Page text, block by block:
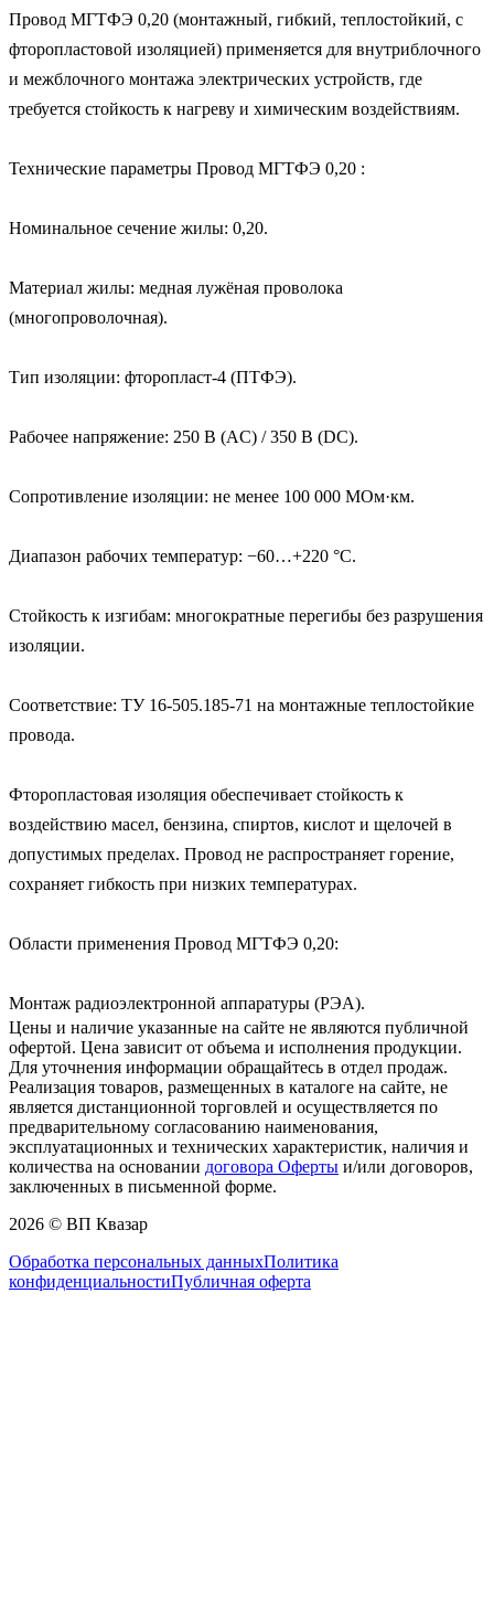
Провод МГТФЭ 0,20 (монтажный, гибкий, теплостойкий, с
фторопластовой изоляцией) применяется для внутриблочного
и межблочного монтажа электрических устройств, где
требуется стойкость к нагреву и химическим воздействиям.
Технические параметры Провод МГТФЭ 0,20 :
Номинальное сечение жилы: 0,20.
Материал жилы: медная лужёная проволока
(многопроволочная).
Тип изоляции: фторопласт‑4 (ПТФЭ).
Рабочее напряжение: 250 В (AC) / 350 В (DC).
Сопротивление изоляции: не менее 100 000 МОм·км.
Диапазон рабочих температур: −60…+220 °C.
Стойкость к изгибам: многократные перегибы без разрушения
изоляции.
Соответствие: ТУ 16-505.185-71 на монтажные теплостойкие
провода.
Фторопластовая изоляция обеспечивает стойкость к
воздействию масел, бензина, спиртов, кислот и щелочей в
допустимых пределах. Провод не распространяет горение,
сохраняет гибкость при низких температурах.
Области применения Провод МГТФЭ 0,20:
Монтаж радиоэлектронной аппаратуры (РЭА).
Цены и наличие указанные на сайте не являются публичной
офертой. Цена зависит от объема и исполнения продукции.
Для уточнения информации обращайтесь в отдел продаж.
Реализация товаров, размещенных в каталоге на сайте, не
является дистанционной торговлей и осуществляется по
предварительному согласованию наименования,
эксплуатационных и технических характеристик, наличия и
количества на основании договора Оферты и/или договоров,
заключенных в письменной форме.
2026 © ВП Квазар
Обработка персональных данныхПолитика
конфиденциальностиПубличная оферта